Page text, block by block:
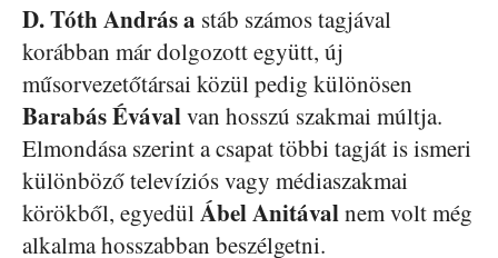
D. Tóth Andrása stáb számos tagjával
korábban már dolgozott együtt, új
műsorvezetőtársai közül pedig különösen
Barabás Évávalvan hosszú szakmai múltja.
Elmondása szerint a csapat többi tagját is ismeri
különböző televíziós vagy médiaszakmai
körökből, egyedülÁbel Anitávalnem volt még
alkalma hosszabban beszélgetni.